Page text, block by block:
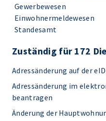
Gewerbewesen
Einwohnermeldewesen
Standesamt
Zuständig für 172
Adressänderung auf der
Adressänderung im
beantragen
Änderung der